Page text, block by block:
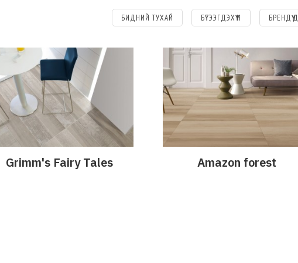
БИДНИЙ ТУХАЙ БҮТЭЭГДЭХҮҮН БРЕНДҮҮД
Дэлгэрэнгүй
Grimm's Fairy Tales Дэлгэрэнгүй
Amazon forest